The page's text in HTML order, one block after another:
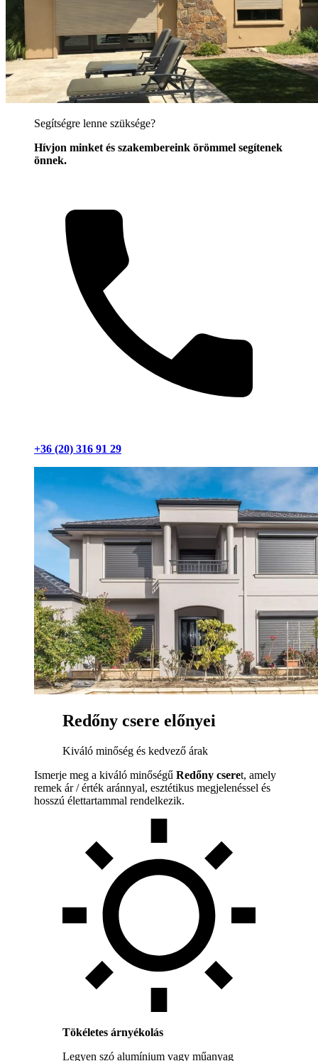
Segítségre lenne szüksége?
Hívjon minket és szakembereink örömmel segítenek
önnek.
+36 (20) 316 91 29
Redőny csere előnyei
Kiváló minőség és kedvező árak
Ismerje meg a kiváló minőségű Redőny cseret, amely
remek ár / érték aránnyal, esztétikus megjelenéssel és
hosszú élettartammal rendelkezik.
Tökéletes árnyékolás
Legyen szó alumínium vagy műanyag